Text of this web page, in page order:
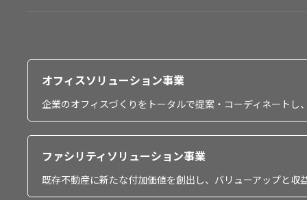
オフィスソリューション事業
企業のオフィスづくりをトータルで提案・コーディネート
ファシリティソリューション事業
既存不動産に新たな付加価値を創出し、バリューアップと収